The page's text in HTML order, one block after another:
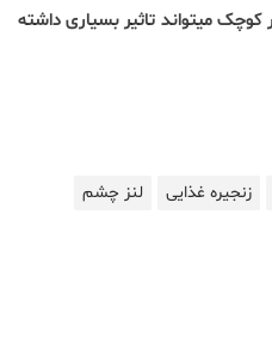
کوچک میتواند تاثیر بسیاری داشته
زنجیره غذایی
لنز چشم